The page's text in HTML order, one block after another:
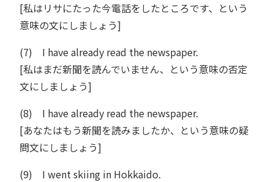
[私はリサにたった今電話をしたところです、という
意味の文にしましょう]
(7) I have already read the newspaper.
[私はまだ新聞を読んでいません、という意味の否定
文にしましょう]
(8) I have already read the newspaper.
[あなたはもう新聞を読みましたか、という意味の疑
問文にしましょう]
(9) I went skiing in Hokkaido.